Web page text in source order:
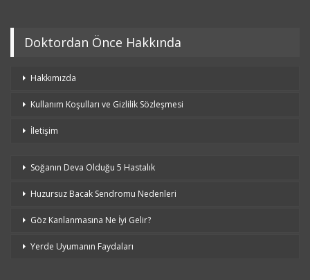
Doktordan Önce Hakkında
Hakkımızda
Kullanım Koşulları ve Gizlilik Sözleşmesi
İletişim
Soğanın Deva Olduğu 5 Hastalık
Huzursuz Bacak Sendromu Nedenleri
Göz Kanlanmasına Ne İyi Gelir?
Yerde Uyumanın Faydaları